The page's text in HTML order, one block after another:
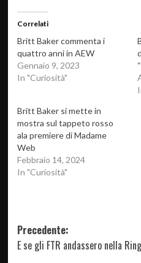
Correlati
Britt Baker commenta i
quattro anni in AEW
Gennaio 9, 2023
In "Curiosità"
Britt Baker si mette in
mostra sul tappeto rosso
ala premiere di Madame
Web
Febbraio 14, 2024
In "Curiosità"
Navigazione
articolo
Precedente:
E se gli FTR andassero nella